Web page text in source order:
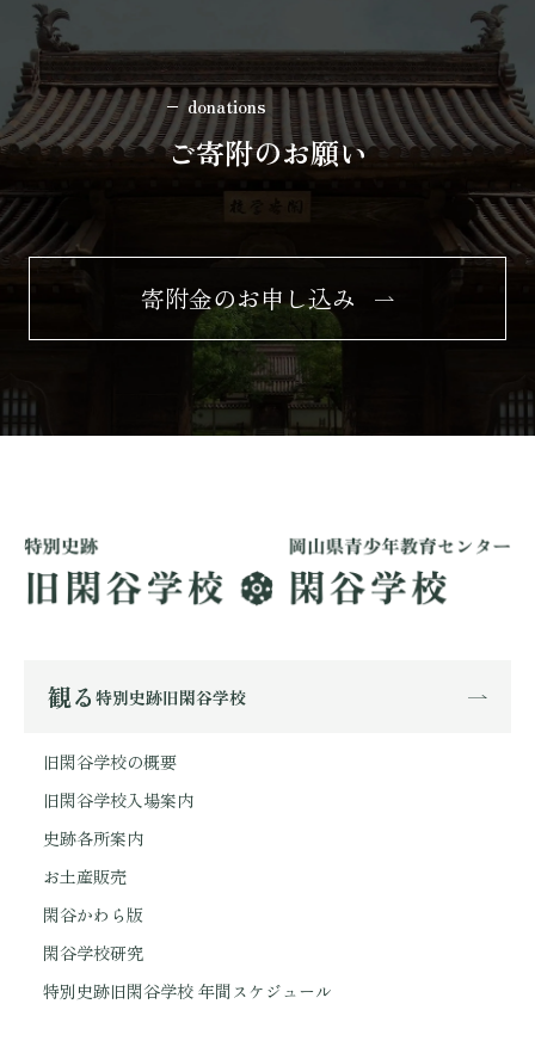
donations
ご寄附のお願い
寄附金のお申し込み
観る 特別史跡旧閑谷学校
旧閑谷学校の概要
旧閑谷学校入場案内
史跡各所案内
お土産販売
閑谷かわら版
閑谷学校研究
特別史跡旧閑谷学校 年間スケジュール